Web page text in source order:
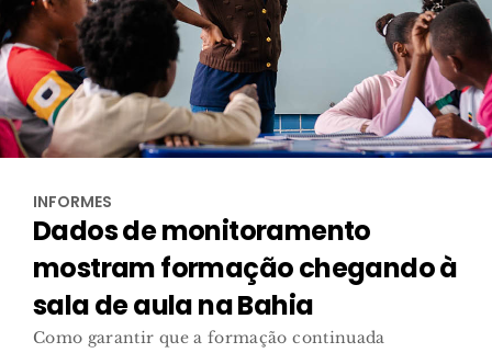
INFORMES
Dados de monitoramento
mostram formação chegando à
sala de aula na Bahia
Como garantir que a formação continuada